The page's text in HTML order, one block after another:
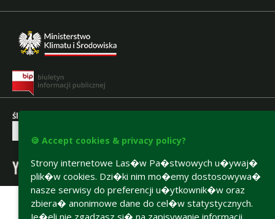
Śledź nas na Facebooku:
oraz na naszym kanale YT:
Accesibility declaration
🍪 Accept cookies & privacy policy?
Strony internetowe Las�w Pa�stwowych u�ywaj�
plik�w cookies. Dzi�ki nim mo�emy dostosowywa�
nasze serwisy do preferencji u�ytkownik�w oraz
zbiera� anonimowe dane do cel�w statystycznych.
Je�eli nie zgadzasz si� na zapisywanie informacji